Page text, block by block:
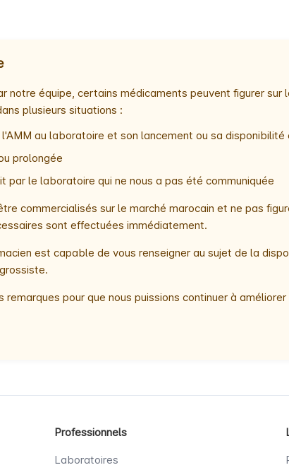
notre équipe, certains médicaments peuvent figurer
plusieurs situations :
au laboratoire et son lancement ou sa disponibilité
prolongée
par le laboratoire qui ne nous a pas été communiquée
commercialisés sur le marché marocain et ne pas
sont effectuées immédiatement.
est capable de vous renseigner au sujet de la
remarques pour que nous puissions continuer à
Professionnels
Laboratoires